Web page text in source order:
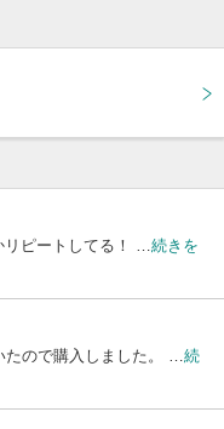
リピートしてる！ …続きを
たので購入しました。 …続